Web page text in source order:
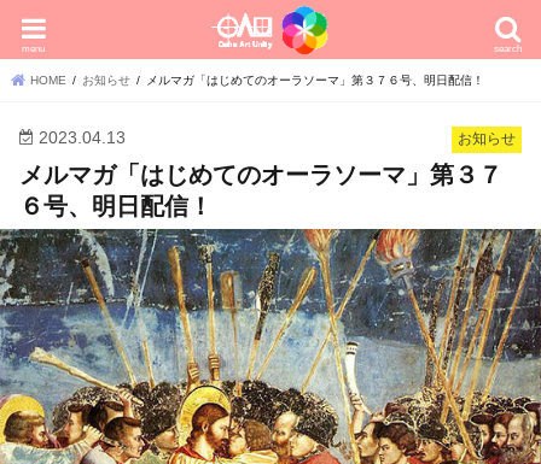
search
menu
HOME お知らせ メルマガ「はじめてのオーラソーマ」第３７６号、明日配信！
お知らせ
2023.04.13
メルマガ「はじめてのオーラソーマ」第３７
６号、明日配信！